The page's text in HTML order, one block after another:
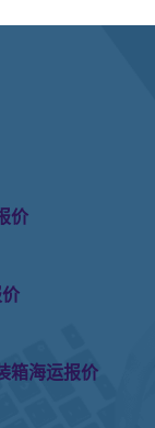
价
箱海运报价